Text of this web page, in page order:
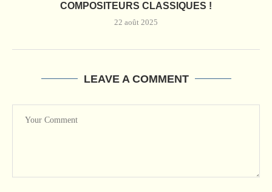
COMPOSITEURS CLASSIQUES !
22 août 2025
LEAVE A COMMENT